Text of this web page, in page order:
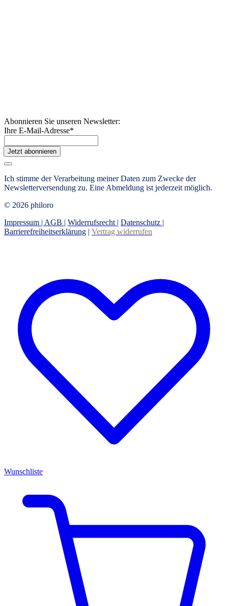
Abonnieren Sie unseren Newsletter:
Ihre E-Mail-Adresse*
Jetzt abonnieren
Ich stimme der Verarbeitung meiner Daten zum Zwecke der
Newsletterversendung zu. Eine Abmeldung ist jederzeit möglich.
© 2026 philoro
Impressum | AGB | Widerrufsrecht | Datenschutz |
Barrierefreiheitserklärung | Vertrag widerrufen
Wunschliste